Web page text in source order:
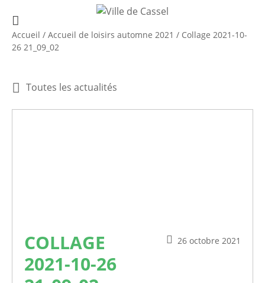
Accueil / Accueil de loisirs automne 2021 / Collage 2021-10-
26 21_09_02
Toutes les actualités
26 octobre 2021
COLLAGE
2021-10-26